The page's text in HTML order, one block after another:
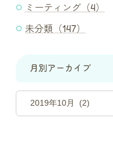
ミーティング（4）
未分類（147）
月別アーカイブ